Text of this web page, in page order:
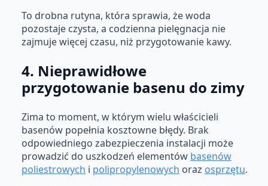
To drobna rutyna, która sprawia, że woda
pozostaje czysta, a codzienna pielęgnacja nie
zajmuje więcej czasu, niż przygotowanie kawy.
4. Nieprawidłowe
przygotowanie basenu do zimy
Zima to moment, w którym wielu właścicieli
basenów popełnia kosztowne błędy. Brak
odpowiedniego zabezpieczenia instalacji może
prowadzić do uszkodzeń elementów basenów
poliestrowych i polipropylenowych oraz osprzętu.